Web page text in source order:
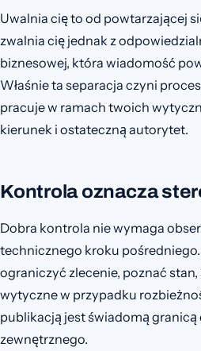
Uwalnia cię to od powtarzającej
zwalnia cię jednak z
biznesowej, która wiadomość
Właśnie ta separacja czyni
pracuje w ramach twoich
kierunek i ostateczną autorytet.
Kontrola oznacza
Dobra kontrola nie wymaga
technicznego kroku pośredniego.
ograniczyć zlecenie, poznać
wytyczne w przypadku
publikacją jest świadomą granicą
zewnętrznego.